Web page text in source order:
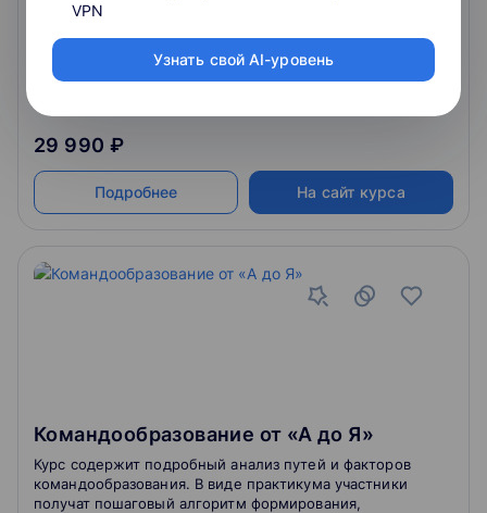
менеджеров по адаптации и корпоративной культуре
29 990 ₽
Подробнее На сайт курса
Командообразование от «А до Я»
Курс содержит подробный анализ путей и факторов
командообразования. В виде практикума участники
получат пошаговый алгоритм формирования,
VPN
Узнать свой AI-уровень